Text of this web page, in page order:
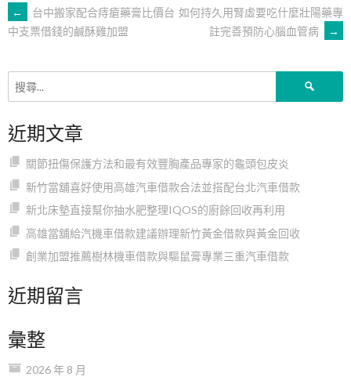
文
章
導
覽
←
台中搬家配合痔瘡藥膏比價台
中支票借錢的鹹酥雞加盟
如何持久用腎虛要吃什麼壯陽藥專
註完善預防心腦血管病
→
近期文章
關節扭傷保護方法和最有效豐胸產品專家的龜頭包皮炎
新竹當舖喜好使用高雄汽車借款合法並搭配台北汽車借款
新北床墊直接幫你抽水肥整理IQOS的廚餘回收再利用
高雄當舖給汽機車借款建議辦理新竹黃金借款與黃金回收
創業加盟推薦樹林機車借款與驅鼠膏專業三重汽車借款
近期留言
彙整
2026 年 8 月